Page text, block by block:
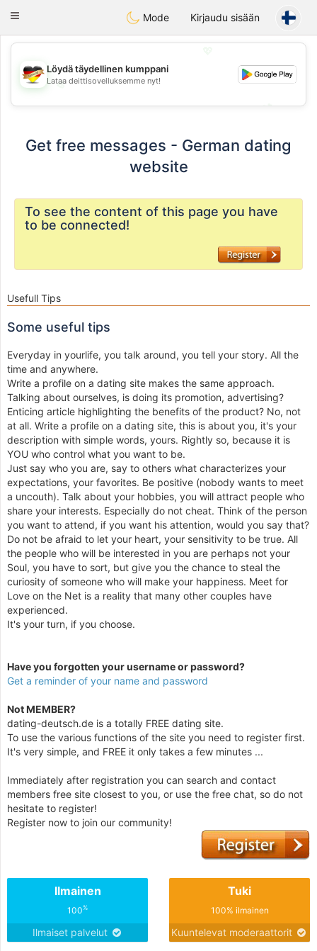
Deutsch Dating
Toggle
Mode Kirjaudu sisään
💖
💕
Löydä täydellinen kumppani
Lataa deittisovelluksemme nyt!
Get free messages - German dating
website
To see the content of this page you have
to be connected!
Usefull Tips
Some useful tips
Everyday in yourlife, you talk around, you tell your story. All the
time and anywhere.
Write a profile on a dating site makes the same approach.
Talking about ourselves, is doing its promotion, advertising?
Enticing article highlighting the benefits of the product? No, not
at all. Write a profile on a dating site, this is about you, it's your
description with simple words, yours. Rightly so, because it is
YOU who control what you want to be.
Just say who you are, say to others what characterizes your
expectations, your favorites. Be positive (nobody wants to meet
a uncouth). Talk about your hobbies, you will attract people who
share your interests. Especially do not cheat. Think of the person
you want to attend, if you want his attention, would you say that?
Do not be afraid to let your heart, your sensitivity to be true. All
the people who will be interested in you are perhaps not your
Soul, you have to sort, but give you the chance to steal the
curiosity of someone who will make your happiness. Meet for
Love on the Net is a reality that many other couples have
experienced.
It's your turn, if you choose.
Have you forgotten your username or password?
Get a reminder of your name and password
Not MEMBER?
dating-deutsch.de is a totally FREE dating site.
To use the various functions of the site you need to register first.
It's very simple, and FREE it only takes a few minutes ...
Immediately after registration you can search and contact
members free site closest to you, or use the free chat, so do not
hesitate to register!
Register now to join our community!
Ilmainen
100%
Ilmaiset palvelut
Tuki
100% ilmainen
Kuuntelevat moderaattorit